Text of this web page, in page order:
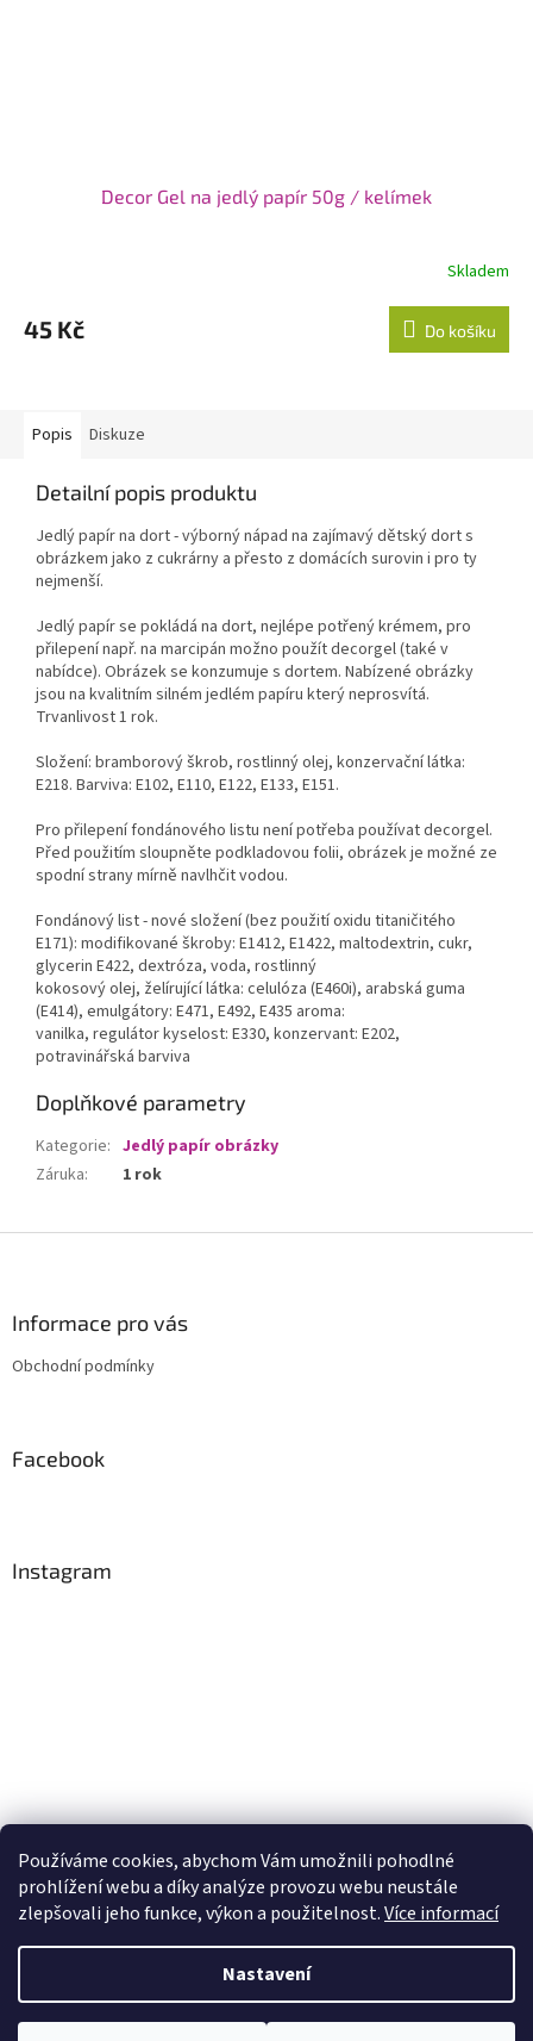
Používáme cookies, abychom Vám umožnili pohodlné
prohlížení webu a díky analýze provozu webu neustále
zlepšovali jeho funkce, výkon a použitelnost.Více informací
Nastavení
Decor Gel na jedlý papír 50g / kelímek
Skladem
45 Kč Do košíku
Popis Diskuze
Detailní popis produktu
Jedlý papír na dort - výborný nápad na zajímavý dětský dort s
obrázkem jako z cukrárny a přesto z domácích surovin i pro ty
nejmenší.
Jedlý papír se pokládá na dort, nejlépe potřený krémem, pro
přilepení např. na marcipán možno použít decorgel (také v
nabídce). Obrázek se konzumuje s dortem. Nabízené obrázky
jsou na kvalitním silném jedlém papíru který neprosvítá.
Trvanlivost 1 rok.
Složení: bramborový škrob, rostlinný olej, konzervační látka:
E218. Barviva: E102, E110, E122, E133, E151.
Pro přilepení fondánového listu není potřeba používat decorgel.
Před použitím sloupněte podkladovou folii, obrázek je možné ze
spodní strany mírně navlhčit vodou.
Fondánový list - nové složení (bez použití oxidu titaničitého
E171): modifikované škroby: E1412, E1422, maltodextrin, cukr,
glycerin E422, dextróza, voda, rostlinný
kokosový olej, želírující látka: celulóza (E460i), arabská guma
(E414), emulgátory: E471, E492, E435 aroma:
vanilka, regulátor kyselost: E330, konzervant: E202,
potravinářská barviva
Doplňkové parametry
Kategorie: Jedlý papír obrázky
Záruka: 1 rok
Informace pro vás
Obchodní podmínky
Facebook
Instagram
Sledovat na Instagramu
Copyright 2026Obchůdek Eninka - jedlý papír prodej a tisk.